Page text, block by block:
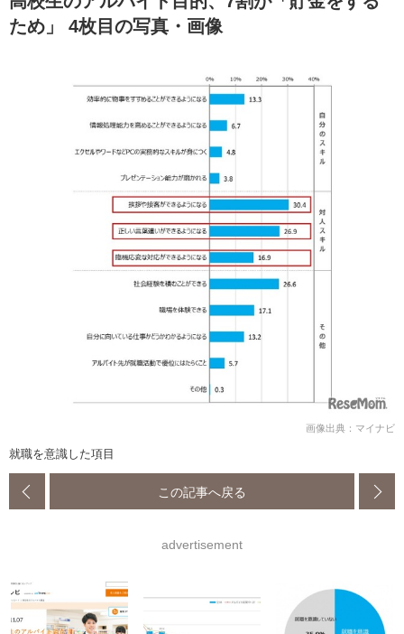
ため」 4枚目の写真・画像
画像出典：マイナビ
就職を意識した項目
この記事へ戻る
advertisement